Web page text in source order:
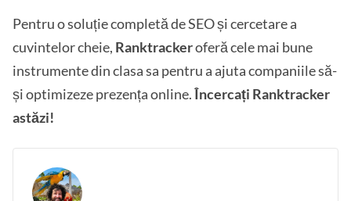
Pentru o soluție completă de SEO și cercetare a
cuvintelor cheie, Ranktrackeroferă cele mai bune
instrumente din clasa sa pentru a ajuta companiile să-
și optimizeze prezența online.Încercați Ranktracker
astăzi!